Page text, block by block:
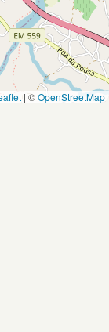
| ©OpenStreetMap